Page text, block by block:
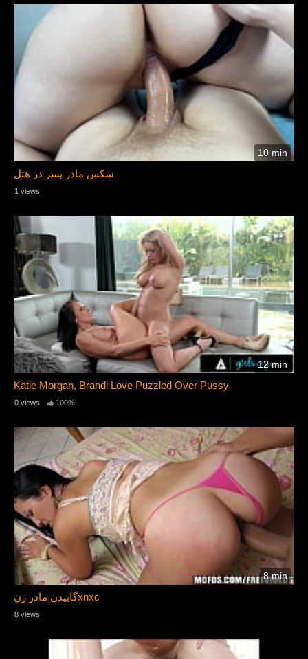
10 min
سکس مادر پسر در هتل
1 views
12 min
Katie Morgan, Brandi Love Puzzled Over Pussy
0 views 100%
8 min
گاییدن مادر زنxnxc
8 views